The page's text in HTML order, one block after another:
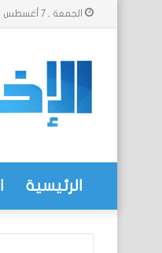
الجمعة , 7 أغسطس 2026
الرئيسية